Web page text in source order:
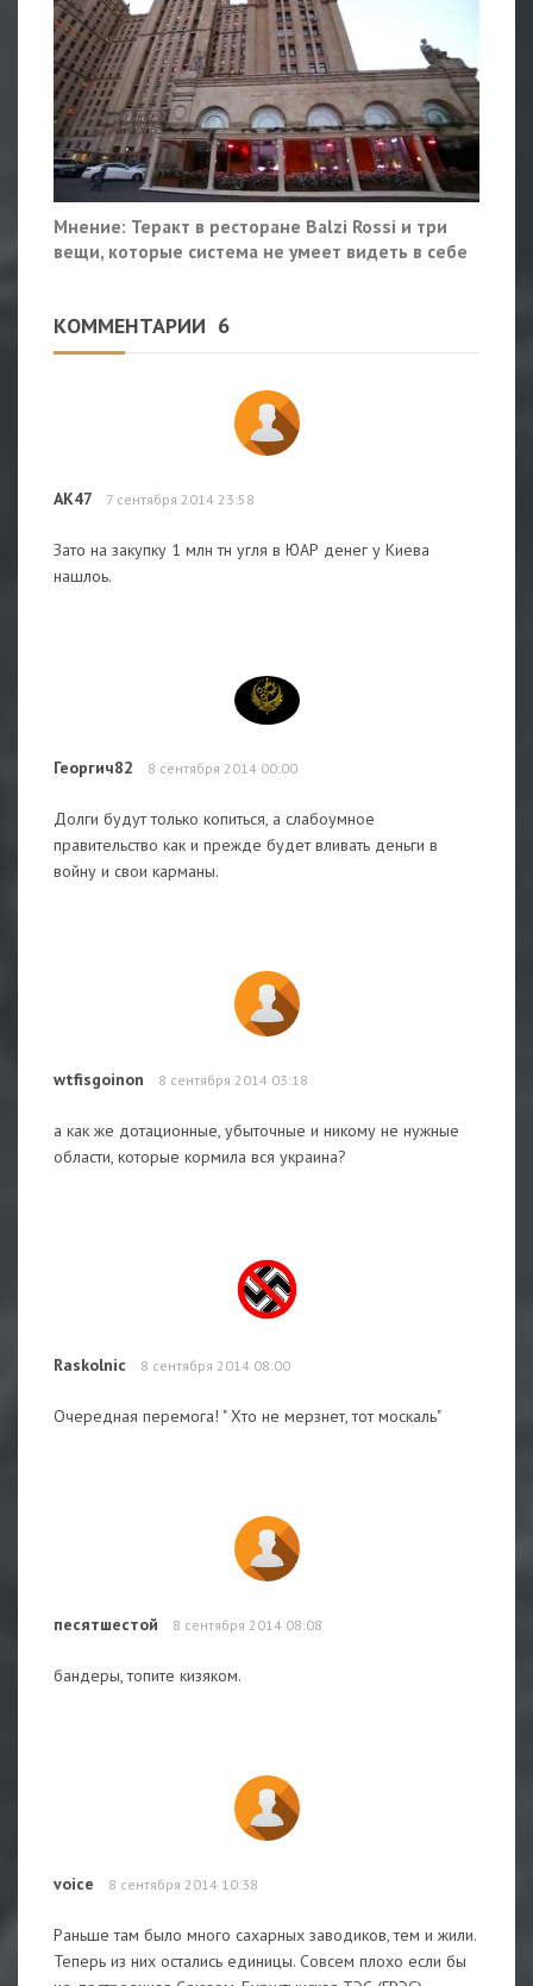
Мнение: Теракт в ресторане Balzi Rossi и три
вещи, которые система не умеет видеть в себе
КОММЕНТАРИИ 6
АК47 7 сентября 2014 23:58
Зато на закупку 1 млн тн угля в ЮАР денег у Киева
нашлоь.
Георгич82 8 сентября 2014 00:00
Долги будут только копиться, а слабоумное
правительство как и прежде будет вливать деньги в
войну и свои карманы.
wtfisgoinon 8 сентября 2014 03:18
а как же дотационные, убыточные и никому не нужные
области, которые кормила вся украина?
Raskolnic 8 сентября 2014 08:00
Очередная перемога! " Хто не мерзнет, тот москаль"
песятшестой 8 сентября 2014 08:08
бандеры, топите кизяком.
voice 8 сентября 2014 10:38
Раньше там было много сахарных заводиков, тем и жили.
Теперь из них остались единицы. Совсем плохо если бы